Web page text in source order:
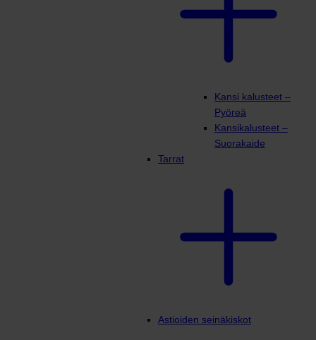
Kansi kalusteet –
Pyöreä
Kansikalusteet –
Suorakaide
Tarrat
Astioiden seinäkiskot